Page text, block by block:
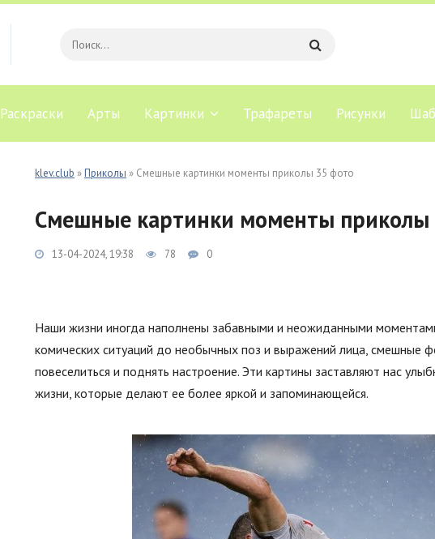
Раскраски Арты Картинки Трафареты Рисунки
klev.club »Приколы » Смешные картинки моменты приколы 35 фото
Смешные картинки моменты приколы
13-04-2024, 19:38 78 0
Наши жизни иногда наполнены забавными и неожиданными
комических ситуаций до необычных поз и выражений лица, смешные
повеселиться и поднять настроение. Эти картины заставляют нас
жизни, которые делают ее более яркой и запоминающейся.